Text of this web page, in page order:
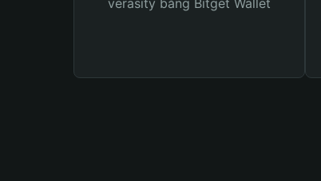
verasity bằng Bitget Wallet